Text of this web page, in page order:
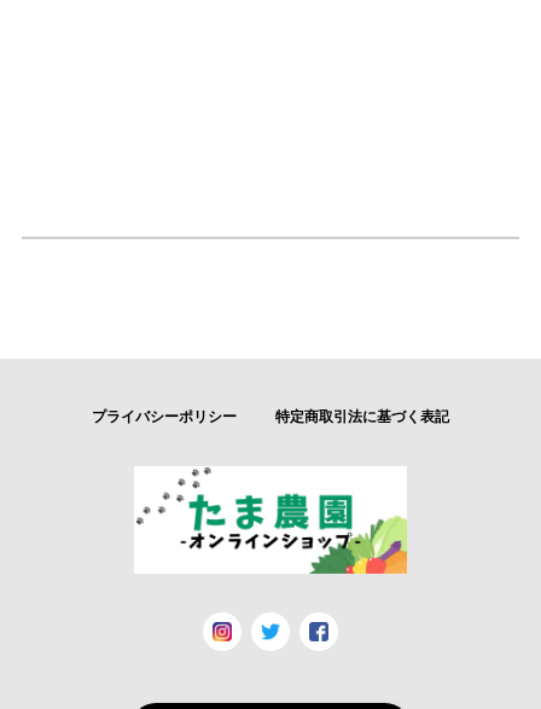
プライバシーポリシー 特定商取引法に基づく表記